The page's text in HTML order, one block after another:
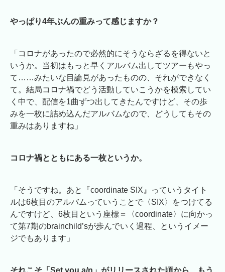
やっぱり4年ぶんの重みって感じますか？
「コロナがあったので必然的にそうならざるを得ないと
いうか。当初はもっと早くアルバム出してツアーもやっ
て……みたいな目論見があったものの、それができなく
て。結局コロナ禍でどう活動していこうかを模索してい
く中で、配信を1曲ずつ出してきたんですけど、その歩
みを一枚に詰め込んだアルバムなので、どうしてもその
重みはありますね」
コロナ禍とともにある一枚というか。
「そうですね。あと『coordinate SIX』っていうタイト
ルは6枚目のアルバムっていうことで〈SIX〉をつけてる
んですけど、6枚目という座標＝〈coordinate〉に向かっ
て第7期のbrainchild’sが歩んでいく過程、というイメー
ジでもあります」